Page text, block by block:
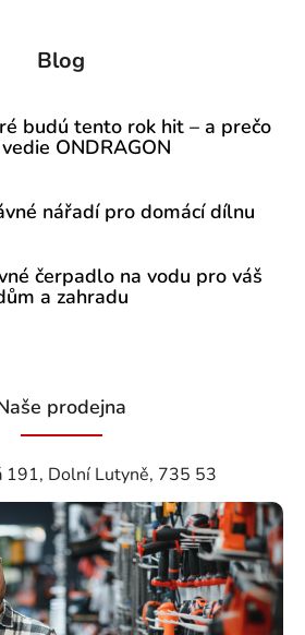
Blog
budú tento rok hit – a prečo
ONDRAGON
nářadí pro domácí dílnu
čerpadlo na vodu pro váš
a zahradu
prodejna
191, Dolní Lutyně, 735 53